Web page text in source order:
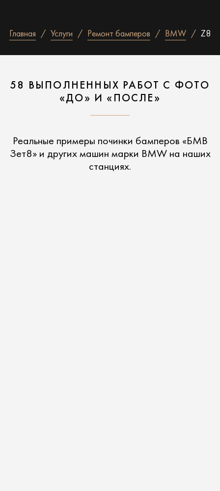
Главная Услуги Ремонт бамперов BMW Z8
58 ВЫПОЛНЕННЫХ РАБОТ С ФОТО
«ДО» И «ПОСЛЕ»
Реальные примеры починки бамперов «БМВ
Зет8» и других машин марки BMW на наших
станциях.